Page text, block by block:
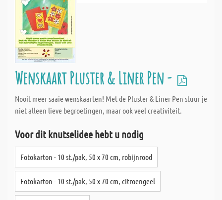
Wenskaart Pluster & Liner Pen -
Nooit meer saaie wenskaarten! Met de Pluster & Liner Pen stuur je
niet alleen lieve begroetingen, maar ook veel creativiteit.
Voor dit knutselidee hebt u nodig
Fotokarton - 10 st./pak, 50 x 70 cm, robijnrood
Fotokarton - 10 st./pak, 50 x 70 cm, citroengeel